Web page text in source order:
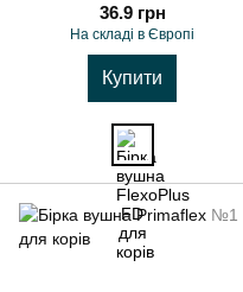
36.9 грн
На складі в Європі
Купити